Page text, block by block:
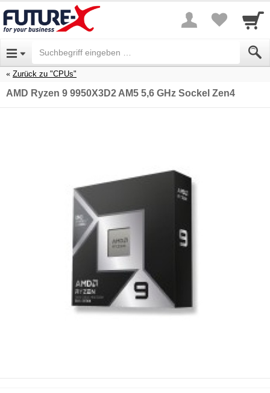
Zurück zu "CPUs"
AMD Ryzen 9 9950X3D2 AM5 5,6 GHz Sockel Zen4